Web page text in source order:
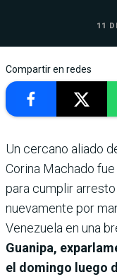
11
Compartir en redes
Un cercano aliado
Corina Machado
para cumplir
nuevamente por
Venezuela en una
Guanipa,
el domingo luego